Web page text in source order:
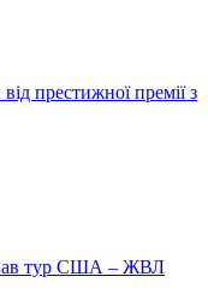
престижної премії з
тур США – ЖВЛ